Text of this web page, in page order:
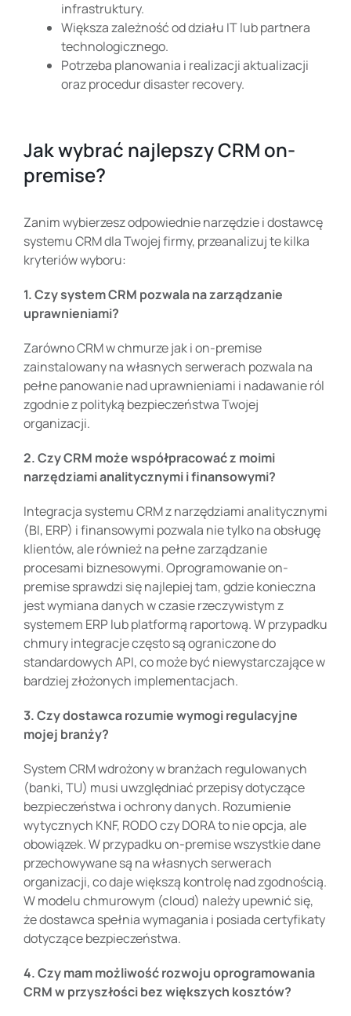
infrastruktury.
Większa zależność od działu IT lub partnera
technologicznego.
Potrzeba planowania i realizacji aktualizacji
oraz procedur disaster recovery.
Jak wybrać najlepszy CRM on-
premise?
Zanim wybierzesz odpowiednie narzędzie i dostawcę
systemu CRM dla Twojej firmy, przeanalizuj te kilka
kryteriów wyboru:
1. Czy system CRM pozwala na zarządzanie
uprawnieniami?
Zarówno CRM w chmurze jak i on-premise
zainstalowany na własnych serwerach pozwala na
pełne panowanie nad uprawnieniami i nadawanie ról
zgodnie z polityką bezpieczeństwa Twojej
organizacji.
2. Czy CRM może współpracować z moimi
narzędziami analitycznymi i finansowymi?
Integracja systemu CRM z narzędziami analitycznymi
(BI, ERP) i finansowymi pozwala nie tylko na obsługę
klientów, ale również na pełne zarządzanie
procesami biznesowymi. Oprogramowanie on-
premise sprawdzi się najlepiej tam, gdzie konieczna
jest wymiana danych w czasie rzeczywistym z
systemem ERP lub platformą raportową. W przypadku
chmury integracje często są ograniczone do
standardowych API, co może być niewystarczające w
bardziej złożonych implementacjach.
3. Czy dostawca rozumie wymogi regulacyjne
mojej branży?
System CRM wdrożony w branżach regulowanych
(banki, TU) musi uwzględniać przepisy dotyczące
bezpieczeństwa i ochrony danych. Rozumienie
wytycznych KNF, RODO czy DORA to nie opcja, ale
obowiązek. W przypadku on-premise wszystkie dane
przechowywane są na własnych serwerach
organizacji, co daje większą kontrolę nad zgodnością.
W modelu chmurowym (cloud) należy upewnić się,
że dostawca spełnia wymagania i posiada certyfikaty
dotyczące bezpieczeństwa.
4. Czy mam możliwość rozwoju oprogramowania
CRM w przyszłości bez większych kosztów?